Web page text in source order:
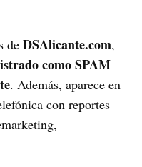
de DSAlicante.com,
como SPAM
. Además, aparece en
con reportes